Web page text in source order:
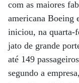
com as maiores
americana Boeing
iniciou, na quarta-
jato de grande
até 149
segundo a